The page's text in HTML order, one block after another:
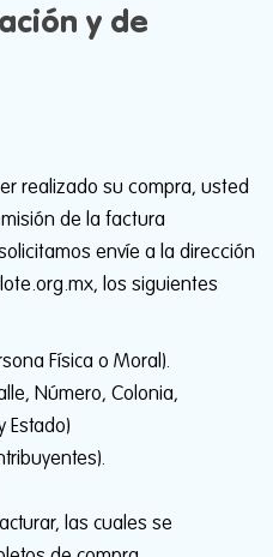
y de
realizado su compra, usted
de la factura
envíe a la dirección
los siguientes
Física o Moral).
Número, Colonia,
Estado)
las cuales se